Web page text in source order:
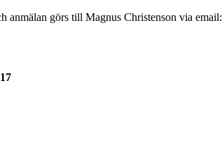
anmälan görs till Magnus Christenson via email: